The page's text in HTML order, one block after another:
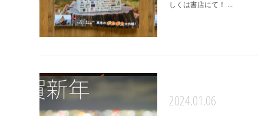
しくは書店にて！ ...
2024.01.06